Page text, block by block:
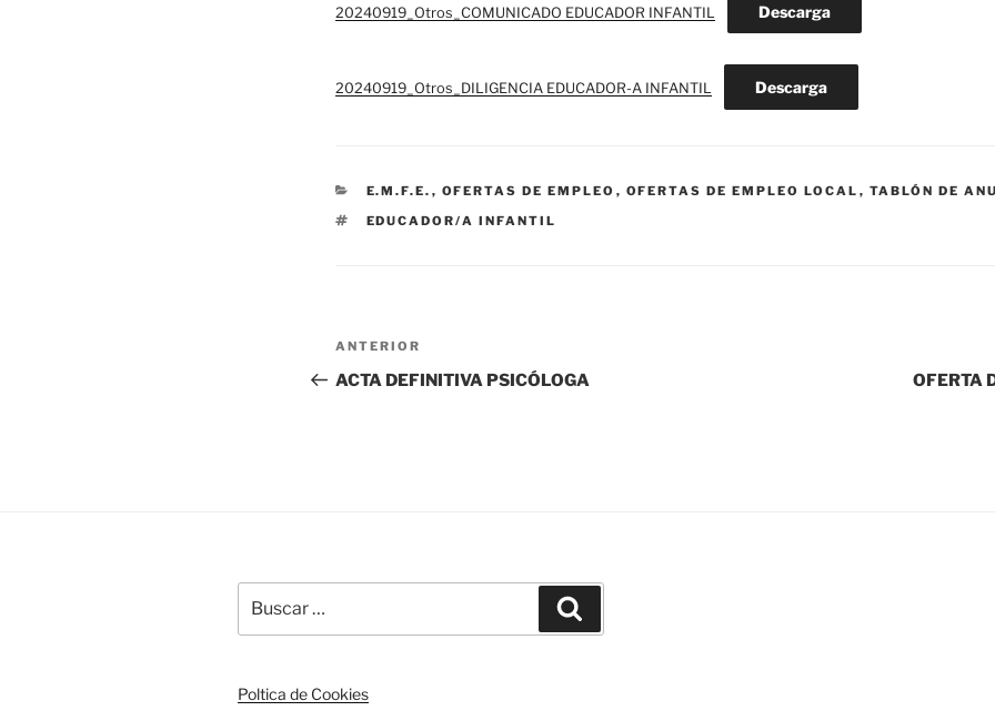
20240919_Otros_COMUNICADO EDUCADOR INFANTIL Descarga
20240919_Otros_DILIGENCIA EDUCADOR-A INFANTIL Descarga
CATEGORÍAS
E.M.F.E. , OFERTAS DE EMPLEO , OFERTAS DE EMPLEO LOCAL , TABLÓN DE
ETIQUETAS
EDUCADOR/A INFANTIL
Navegación
de
Entrada
anterior:
ANTERIOR
ACTA DEFINITIVA PSICÓLOGA OFERTA
por:
Poltica de Cookies